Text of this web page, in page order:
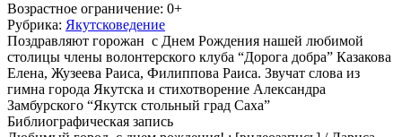
Возрастное ограничение: 0+
Рубрика: Якутсковедение
Поздравляют горожан с Днем Рождения нашей любимой
столицы члены волонтерского клуба “Дорога добра” Казакова
Елена, Жузеева Раиса, Филиппова Раиса. Звучат слова из
гимна города Якутска и стихотворение Александра
Замбурского “Якутск стольный град Саха”
Библиографическая запись